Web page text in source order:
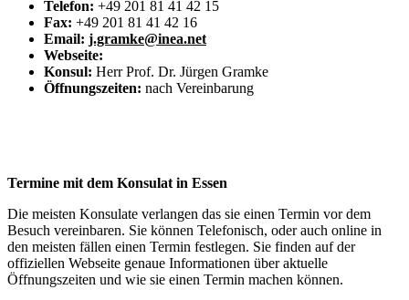
Telefon: +49 201 81 41 42 15
Fax: +49 201 81 41 42 16
Email: j.gramke@inea.net
Webseite:
Konsul: Herr Prof. Dr. Jürgen Gramke
Öffnungszeiten: nach Vereinbarung
Termine mit dem Konsulat in Essen
Die meisten Konsulate verlangen das sie einen Termin vor dem
Besuch vereinbaren. Sie können Telefonisch, oder auch online in
den meisten fällen einen Termin festlegen. Sie finden auf der
offiziellen Webseite genaue Informationen über aktuelle
Öffnungszeiten und wie sie einen Termin machen können.